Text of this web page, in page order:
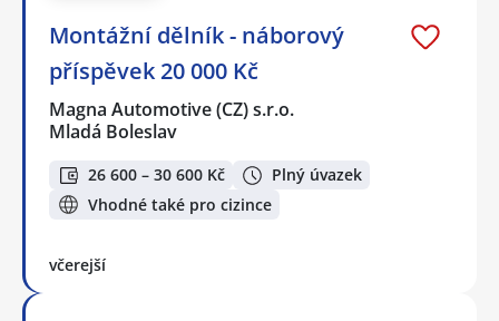
Montážní dělník - náborový
příspěvek 20 000 Kč
Magna Automotive (CZ) s.r.o.
Mladá Boleslav
26 600 – 30 600 Kč
Plný úvazek
Vhodné také pro cizince
včerejší